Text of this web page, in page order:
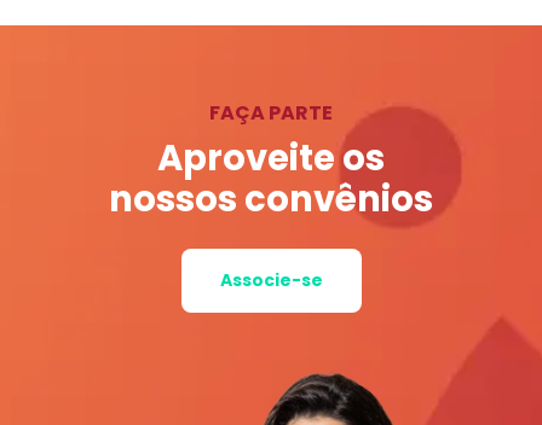
FAÇA PARTE
Aproveite os
nossos convênios
Associe-se